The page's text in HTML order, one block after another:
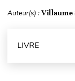
Auteur(s) : Villaume
LIVRE